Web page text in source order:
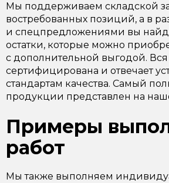
Мы поддерживаем складской
востребованных позиций, а в
и спецпредложениями вы
остатки, которые можно
с дополнительной выгодой.
сертифицирована и отвечает
стандартам качества. Самый
продукции представлен на
Примеры
работ
Мы также выполняем